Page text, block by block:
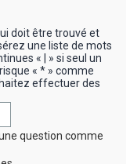
doit être trouvé et
une liste de mots
« | » si seul un
« * » comme
effectuer des
question comme